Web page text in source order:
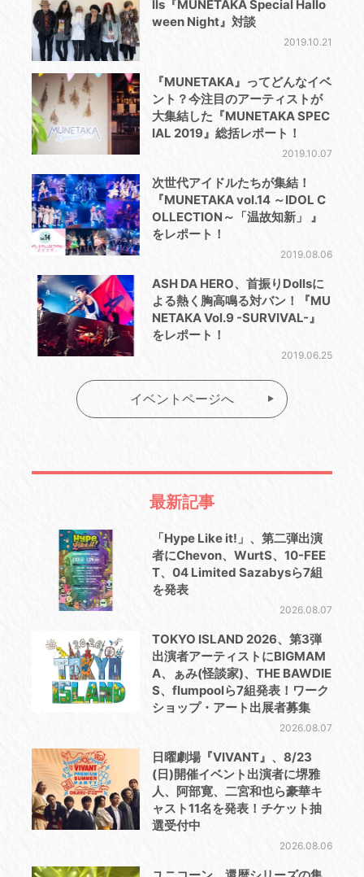
lls『MUNETAKA Special Hallo
ween Night』対談
2019.10.21
『MUNETAKA』ってどんなイベ
ント？今注目のアーティストが
大集結した『MUNETAKA SPEC
IAL 2019』総括レポート！
2019.10.07
次世代アイドルたちが集結！
『MUNETAKA vol.14 ～IDOL C
OLLECTION～「温故知新」 』
をレポート！
2019.08.06
ASH DA HERO、首振りDollsに
よる熱く胸高鳴る対バン！『MU
NETAKA Vol.9 -SURVIVAL-』
をレポート！
2019.06.25
イベントページへ
最新記事
「Hype Like it!」、第二弾出演
者にChevon、WurtS、10-FEE
T、04 Limited Sazabysら7組
を発表
2026.08.07
TOKYO ISLAND 2026、第3弾
出演者アーティストにBIGMAM
A、ぁみ(怪談家)、THE BAWDIE
S、flumpoolら7組発表！ワーク
ショップ・アート出展者募集
2026.08.07
日曜劇場『VIVANT』、8/23
(日)開催イベント出演者に堺雅
人、阿部寛、二宮和也ら豪華キ
ャスト11名を発表！チケット抽
選受付中
2026.08.06